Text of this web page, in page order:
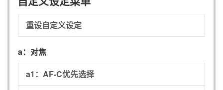
重设自定义设定
a： 对焦
a1： AF-C优先选择